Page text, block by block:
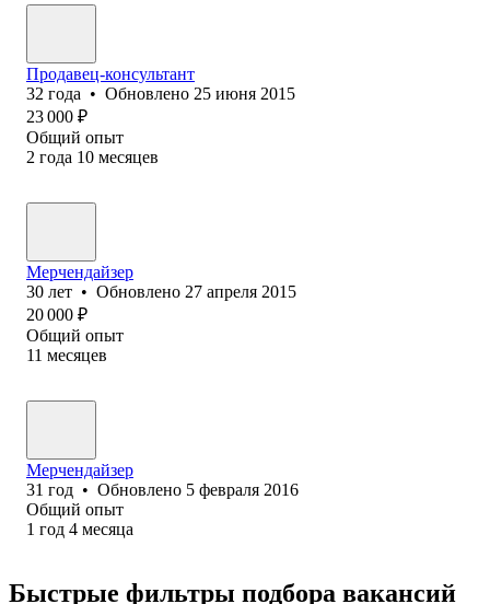
Продавец-консультант
32 года • Обновлено 25 июня 2015
23 000 ₽
Общий опыт
2 года 10 месяцев
Мерчендайзер
30 лет • Обновлено 27 апреля 2015
20 000 ₽
Общий опыт
11 месяцев
Мерчендайзер
31 год • Обновлено 5 февраля 2016
Общий опыт
1 год 4 месяца
Быстрые фильтры подбора вакансий